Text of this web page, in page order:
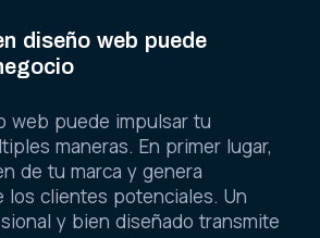
diseño web puede
web puede impulsar tu
maneras. En primer lugar,
de tu marca y genera
los clientes potenciales. Un
y bien diseñado transmite